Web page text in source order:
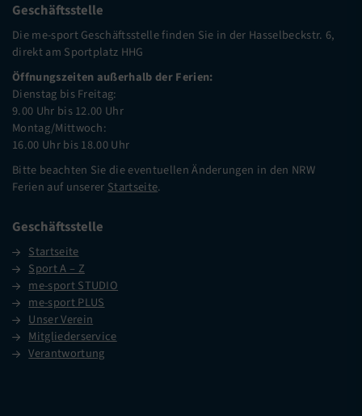
Geschäftsstelle
Die me-sport Geschäftsstelle finden Sie in der Hasselbeckstr. 6,
direkt am Sportplatz HHG
Öffnungszeiten außerhalb der Ferien:
Dienstag bis Freitag:
9.00 Uhr bis 12.00 Uhr
Montag/Mittwoch:
16.00 Uhr bis 18.00 Uhr
Bitte beachten Sie die eventuellen Änderungen in den NRW
Ferien auf unserer Startseite.
Geschäftsstelle
Startseite
Sport A – Z
me-sport STUDIO
me-sport PLUS
Unser Verein
Mitgliederservice
Verantwortung